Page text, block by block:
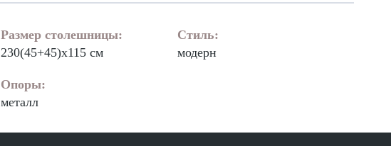
Размер столешницы:
230(45+45)x115 см
Стиль:
модерн
Опоры:
металл